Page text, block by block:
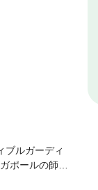
ルガーディ
ポールの師弟